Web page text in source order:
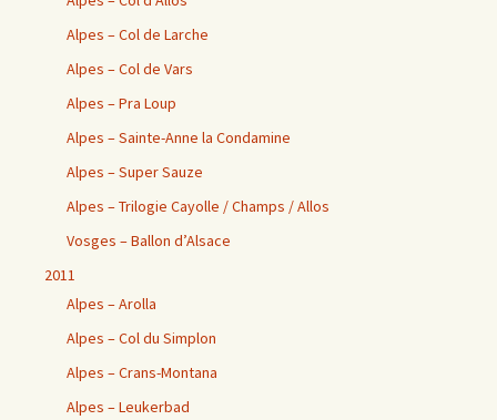
Alpes – Col de Larche
Alpes – Col de Vars
Alpes – Pra Loup
Alpes – Sainte-Anne la Condamine
Alpes – Super Sauze
Alpes – Trilogie Cayolle / Champs / Allos
Vosges – Ballon d’Alsace
2011
Alpes – Arolla
Alpes – Col du Simplon
Alpes – Crans-Montana
Alpes – Leukerbad